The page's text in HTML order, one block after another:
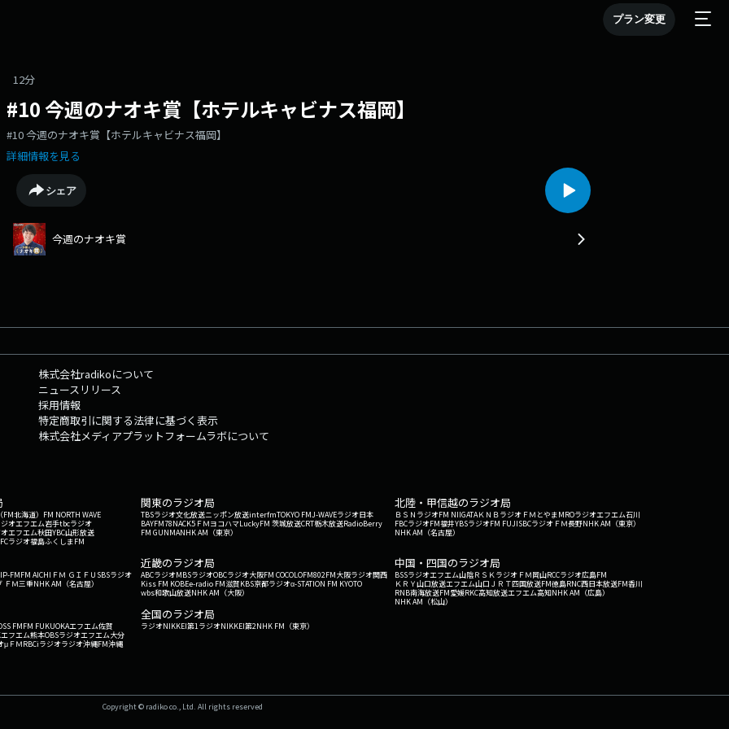
プラン変更
12分
#10 今週のナオキ賞【ホテルキャビナス福岡】
#10 今週のナオキ賞【ホテルキャビナス福岡】
詳細情報を見る
シェア
今週のナオキ賞
株式会社radikoについて
ニュースリリース
採用情報
特定商取引に関する法律に基づく表示
株式会社メディアプラットフォームラボについて
北海道） FM NORTH WAVE
オエフエム岩手tbcラジオ
エフエム秋田YBC山形放送
ラジオ福島ふくしまFM
関東のラジオ局
TBSラジオ文化放送ニッポン放送interfmTOKYO FMJ-WAVEラジオ日本
BAYFM78NACK5 ＦＭヨコハマLuckyFM 茨城放送CRT栃木放送RadioBerry
FM GUNMANHK AM（東京）
北陸・甲信越のラジオ局
ＢＳＮラジオFM NIIGATAＫＮＢラジオ ＦＭとやまMROラジオエフエム石川
FBCラジオFM福井YBSラジオFM FUJISBCラジオ ＦＭ長野NHK AM（東京）
NHK AM（名古屋）
FMFM AICHI ＦＭ ＧＩＦＵ SBSラジオ
ＦＭ三重NHK AM（名古屋）
近畿のラジオ局
ABCラジオMBSラジオOBCラジオ大阪FM COCOLOFM802FM大阪ラジオ関西
Kiss FM KOBEe-radio FM滋賀KBS京都ラジオα-STATION FM KYOTO
wbs和歌山放送NHK AM（大阪）
中国・四国のラジオ局
BSSラジオエフエム山陰ＲＳＫラジオ ＦＭ岡山RCCラジオ広島FM
ＫＲＹ山口放送エフエム山口 ＪＲＴ四国放送FM徳島RNC西日本放送FM香川
RNB南海放送FM愛媛RKC高知放送エフエム高知NHK AM（広島）
NHK AM（松山）
FMFM FUKUOKAエフエム佐賀
フエム熊本OBSラジオエフエム大分
μＦＭRBCiラジオラジオ沖縄FM沖縄
全国のラジオ局
ラジオNIKKEI第1ラジオNIKKEI第2NHK FM（東京）
Copyright © radiko co., Ltd. All rights reserved